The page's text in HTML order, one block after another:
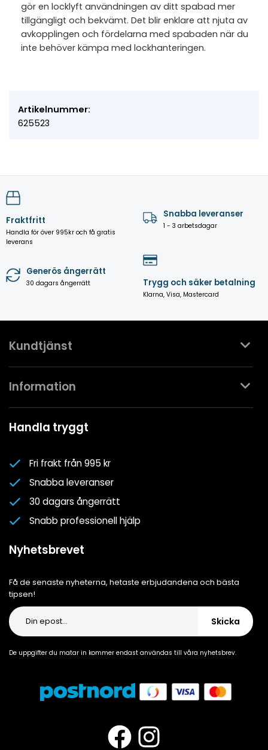
gör en locklyft användningen av ditt spabad mer
tillgängligt och bekvämt. Det blir enklare att njuta av
avkopplingen och fördelarna med spabaden när du
inte behöver kämpa med lockhanteringen.
Artikelnummer:
625523
Fraktfritt
Handla för över 995kr och få gratis
leverans
Snabba leveranser
1 - 3 arbetsdagar
Generös ångerrätt
30 dagars ångerrätt Trygg och säker betalning
Klarna, Visa, Mastercard
Kundtjänst
Kontakta oss
Mina favoriter
Information
Spa- & Poolguider
Nyhetsbrev
Om oss
Cookiepolicy
Cookie-inställningar
Handla tryggt
Fri frakt från 995 kr
Snabba leveranser
30 dagars ångerrätt
Snabb professionell hjälp
Nyhetsbrevet
Få de senaste nyheterna, hetaste erbjudandena och bästa
tipsen!
Skicka
De uppgifter du matar in kommer endast användas till våra nyhetsbrev.